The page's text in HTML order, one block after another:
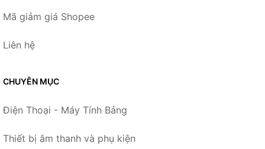
Mã giảm giá Shopee
Liên hệ
CHUYÊN MỤC
Điện Thoại - Máy Tính Bảng
Thiết bị âm thanh và phụ kiện